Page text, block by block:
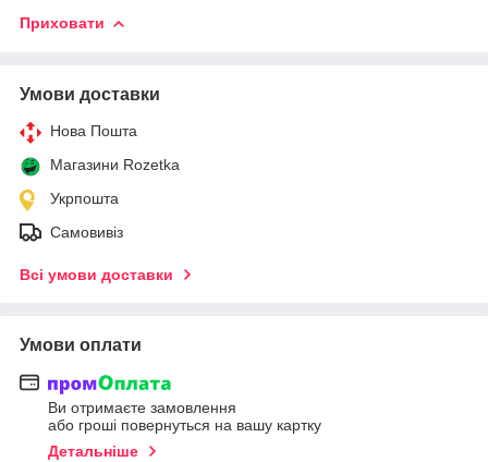
Приховати
Умови доставки
Нова Пошта
Магазини Rozetka
Укрпошта
Самовивіз
Всі умови доставки
Умови оплати
Ви отримаєте замовлення
або гроші повернуться на вашу картку
Детальніше